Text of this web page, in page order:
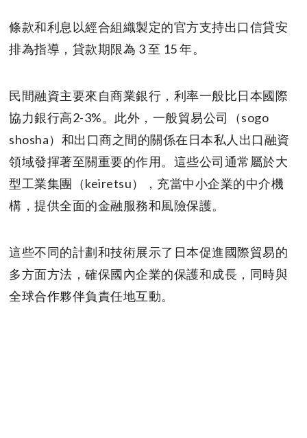
條款和利息以經合組織製定的官方支持出口信貸安
排為指導，貸款期限為 3 至 15 年。
民間融資主要來自商業銀行，利率一般比日本國際
協力銀行高2-3%。此外，一般貿易公司（sogo
shosha）和出口商之間的關係在日本私人出口融資
領域發揮著至關重要的作用。這些公司通常屬於大
型工業集團（keiretsu），充當中小企業的中介機
構，提供全面的金融服務和風險保護。
這些不同的計劃和技術展示了日本促進國際貿易的
多方面方法，確保國內企業的保護和成長，同時與
全球合作夥伴負責任地互動。